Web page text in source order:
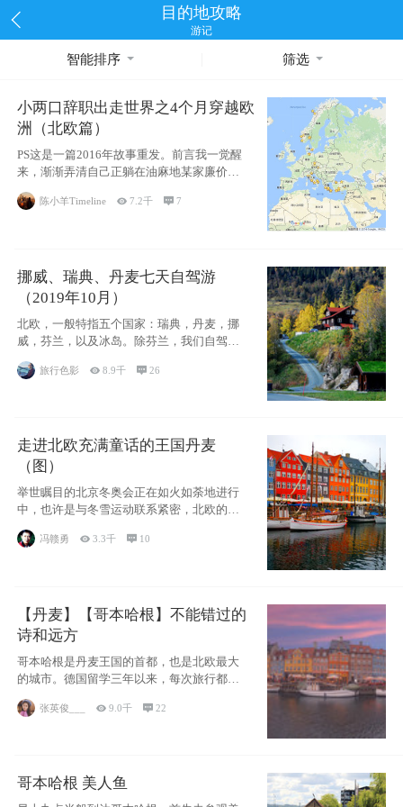
目的地攻略
游记
智能排序 筛选
小两口辞职出走世界之4个月穿越欧
洲（北欧篇）
PS这是一篇2016年故事重发。前言我一觉醒
来，渐渐弄清自己正躺在油麻地某家廉价宾
馆
陈小羊Timeline 7.2千 7
挪威、瑞典、丹麦七天自驾游
（2019年10月）
北欧，一般特指五个国家：瑞典，丹麦，挪
威，芬兰，以及冰岛。除芬兰，我们自驾游
旅行色影 8.9千 26
走进北欧充满童话的王国丹麦
（图）
举世瞩目的北京冬奥会正在如火如荼地进行
中，也许是与冬雪运动联系紧密，北欧的一
些国家因
冯赣勇 3.3千  10
【丹麦】【哥本哈根】不能错过的
诗和远方
哥本哈根是丹麦王国的首都，也是北欧最大
的城市。德国留学三年以来，每次旅行都是
张英俊___ 9.0千 22
哥本哈根 美人鱼